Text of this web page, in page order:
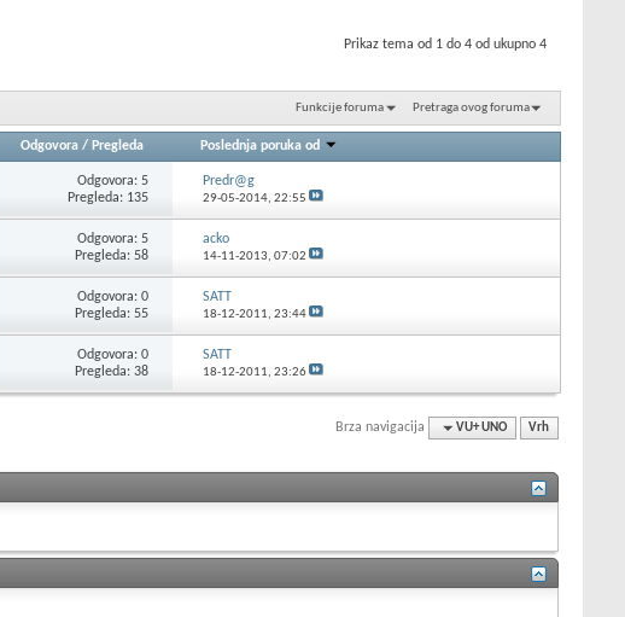
Prikaz tema od 1 do 4 od ukupno 4
Funkcije foruma Pretraga ovog foruma
Odgovora / Pregleda Poslednja poruka od
Odgovora: 5
Pregleda: 135
Predr@g
29-05-2014, 22:55
Odgovora: 5
Pregleda: 58
acko
14-11-2013, 07:02
Odgovora: 0
Pregleda: 55
SATT
18-12-2011, 23:44
Odgovora: 0
Pregleda: 38
SATT
18-12-2011, 23:26
Brza navigacija VU+ UNO Vrh